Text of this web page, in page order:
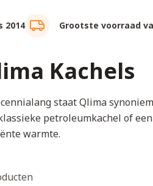
2014 Grootste voorraad
Kachels
staat Qlima
petroleumkachel of
warmte.